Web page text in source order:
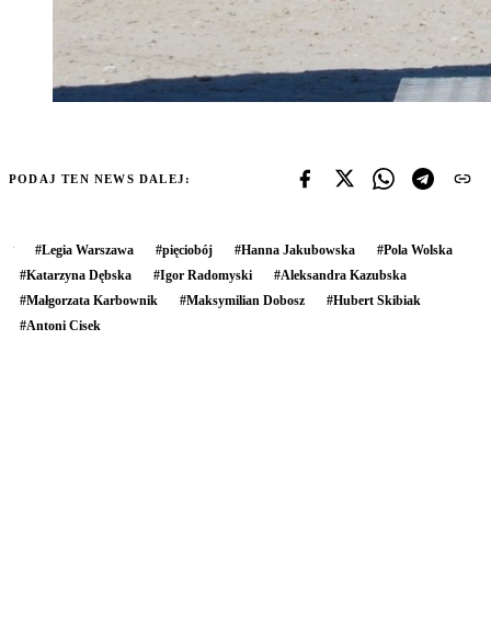
PODAJ TEN NEWS DALEJ:
#Legia Warszawa #pięciobój #Hanna Jakubowska #Pola Wolska
#Katarzyna Dębska #Igor Radomyski #Aleksandra Kazubska
#Małgorzata Karbownik #Maksymilian Dobosz #Hubert Skibiak
#Antoni Cisek